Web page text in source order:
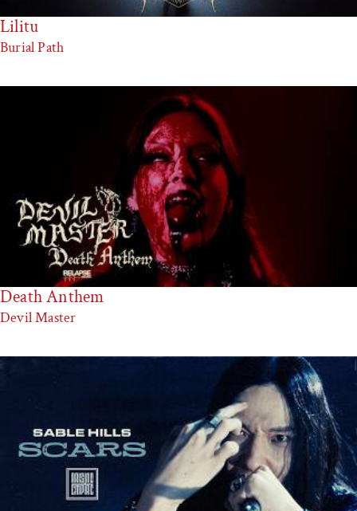
Lilitu
Burial Path
Death Anthem
Devil Master